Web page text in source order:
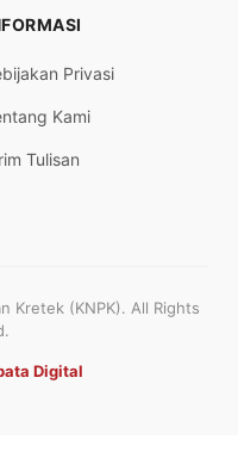
Privasi
Kami
Tulisan
Kretek (KNPK). All Rights
Digital